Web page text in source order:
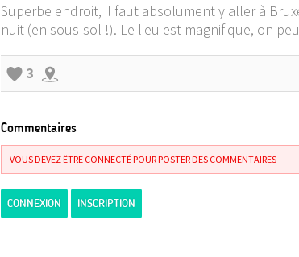
Superbe endroit, il faut absolument y aller à
nuit (en sous-sol !). Le lieu est magnifique, on
3
Commentaires
VOUS DEVEZ ÊTRE CONNECTÉ POUR POSTER DES COMMENTAIRES
CONNEXION INSCRIPTION